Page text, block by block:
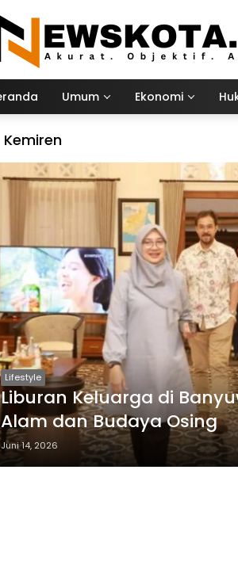
Umum Ekonomi
Kemiren
Lifestyle
Liburan Keluarga di
Alam dan Budaya Osing
Juni 14, 2026